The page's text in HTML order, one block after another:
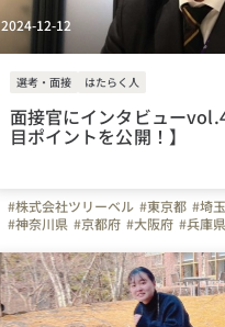
2024-12-12
選考・面接 はたらく人
面接官にインタビュー
目ポイントを公開！】
#株式会社ツリーベル #東京都 #埼
#神奈川県 #京都府 #大阪府 #兵庫県
#上司や先輩のキャラクター #ツリ
#入社エントリー